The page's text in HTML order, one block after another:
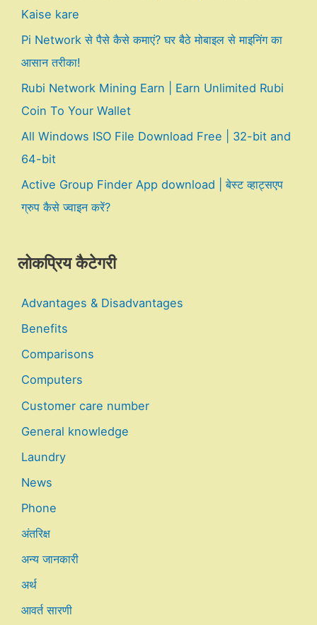
Kaise kare
Pi Network से पैसे कैसे कमाएं? घर बैठे मोबाइल से माइनिंग का
आसान तरीका!
Rubi Network Mining Earn | Earn Unlimited Rubi
Coin To Your Wallet
All Windows ISO File Download Free | 32-bit and
64-bit
Active Group Finder App download | बेस्ट व्हाट्सएप
ग्रुप कैसे ज्वाइन करें?
लोकप्रिय कैटेगरी
Advantages & Disadvantages
Benefits
Comparisons
Computers
Customer care number
General knowledge
Laundry
News
Phone
अंतरिक्ष
अन्य जानकारी
अर्थ
आवर्त सारणी